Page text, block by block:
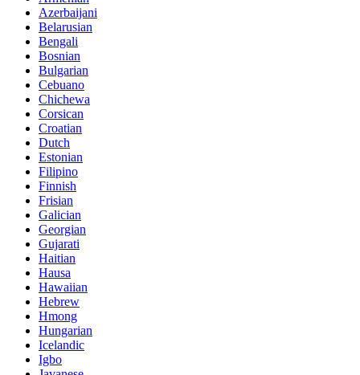
Azerbaijani
Belarusian
Bengali
Bosnian
Bulgarian
Cebuano
Chichewa
Corsican
Croatian
Dutch
Estonian
Filipino
Finnish
Frisian
Galician
Georgian
Gujarati
Haitian
Hausa
Hawaiian
Hebrew
Hmong
Hungarian
Icelandic
Igbo